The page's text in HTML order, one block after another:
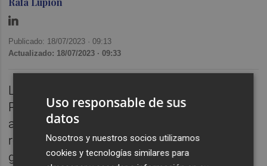
Publicado: 18/07/2023 ·09:13
Actualizado: 18/07/2023 · 09:33
La de los ingenieros Caminos, Canales y
Puertos es una de las profesiones más
antiguas que se encuentra en plena
reactivación en la Comunitat Valenciana
gracias a obras de gran calado que tendrán
Uso responsable de sus
datos
Nosotros y nuestros socios utilizamos
cookies y tecnologías similares para